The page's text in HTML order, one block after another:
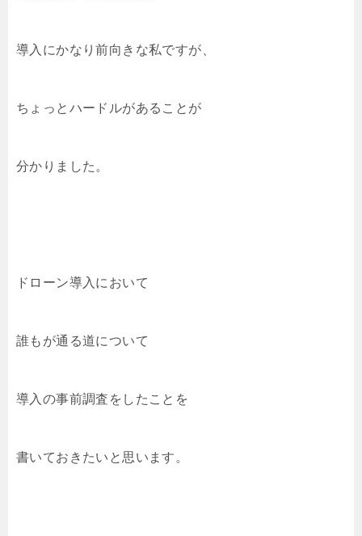
導入にかなり前向きな私ですが、
ちょっとハードルがあることが
分かりました。
ドローン導入において
誰もが通る道について
導入の事前調査をしたことを
書いておきたいと思います。